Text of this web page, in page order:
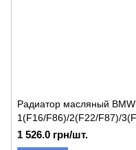
Радиатор масляный BMW
1(F16/F86)/2(F22/F87)/
1 526.0 грн/шт.